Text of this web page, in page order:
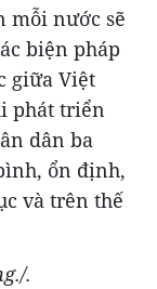
mỗi nước sẽ
biện pháp
giữa Việt
phát triển
dân ba
ổn định,
và trên thế
.